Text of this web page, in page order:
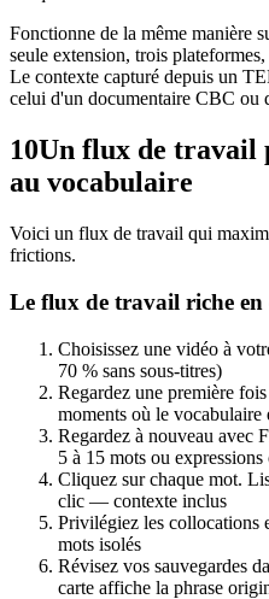
Fonctionne de la même manière
seule extension, trois
Le contexte capturé depuis un
celui d'un documentaire CBC ou
10Un flux de travail
au vocabulaire
Voici un flux de travail qui
frictions.
Le flux de travail riche en
Choisissez une vidéo à
70 % sans sous-titres)
Regardez une première
moments où le vocabulaire
Regardez à nouveau avec
5 à 15 mots ou expressions
Cliquez sur chaque mot.
clic — contexte inclus
Privilégiez les collocations
mots isolés
Révisez vos sauvegardes
carte affiche la phrase